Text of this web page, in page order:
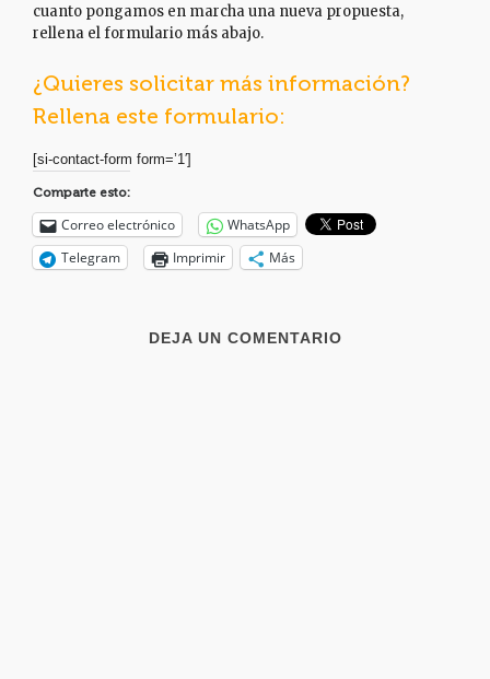
cuanto pongamos en marcha una nueva propuesta,
rellena el formulario más abajo.
¿Quieres solicitar más información?
Rellena este formulario:
[si-contact-form form=’1′]
Comparte esto:
Correo electrónico
WhatsApp
Telegram
Imprimir Más
DEJA UN COMENTARIO